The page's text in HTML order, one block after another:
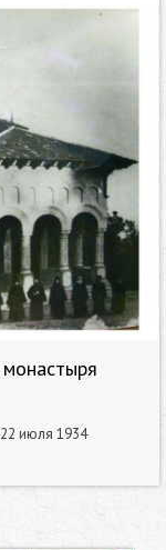
июля 1934